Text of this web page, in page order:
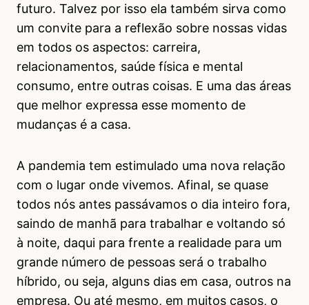
futuro. Talvez por isso ela também sirva como
um convite para a reflexão sobre nossas vidas
em todos os aspectos: carreira,
relacionamentos, saúde física e mental
consumo, entre outras coisas. E uma das áreas
que melhor expressa esse momento de
mudanças é a casa.
A pandemia tem estimulado uma nova relação
com o lugar onde vivemos. Afinal, se quase
todos nós antes passávamos o dia inteiro fora,
saindo de manhã para trabalhar e voltando só
à noite, daqui para frente a realidade para um
grande número de pessoas será o trabalho
híbrido, ou seja, alguns dias em casa, outros na
empresa. Ou até mesmo, em muitos casos, o